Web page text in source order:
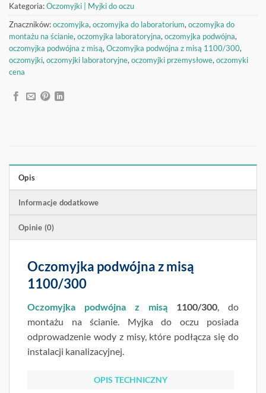
Kategoria:Oczomyjki | Myjki do oczu
Znaczników:oczomyjka, oczomyjka do laboratorium, oczomyjka do
montażu na ścianie, oczomyjka laboratoryjna, oczomyjka podwójna,
oczomyjka podwójna z misą, Oczomyjka podwójna z misą 1100/300,
oczomyjki, oczomyjki laboratoryjne, oczomyjki przemysłowe, oczomyki
cena
Opis
Informacje dodatkowe
Opinie (0)
Oczomyjka podwójna z misą
1100/300
Oczomyjka podwójna z misą 1100/300 , do
montażu na ścianie. Myjka do oczu posiada
odprowadzenie wody z misy, które podłącza się do
instalacji kanalizacyjnej.
OPIS TECHNICZNY